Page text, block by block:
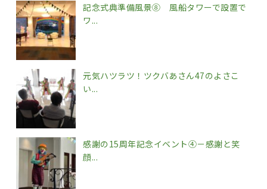
記念式典準備風景⑧ 風船タワーで設置で
ワ...
元気ハツラツ！ツクバあさん47のよさこ
い...
感謝の15周年記念イベント④－感謝と笑
顔...